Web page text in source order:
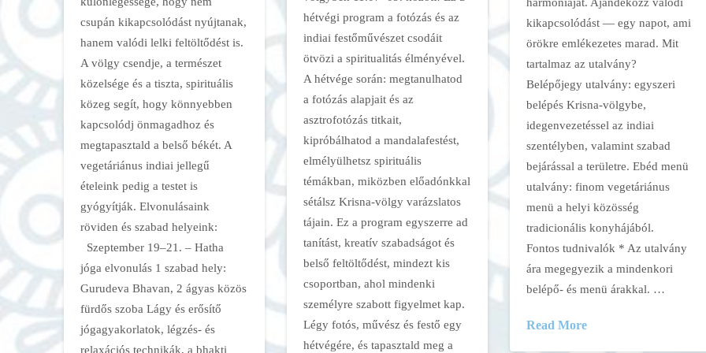
kikapcsolódást — egy napot, ami
örökre emlékezetes marad. Mit
tartalmaz az utalvány?
Belépőjegy utalvány: egyszeri
belépés Krisna-völgybe,
idegenvezetéssel az indiai
szentélyben, valamint szabad
bejárással a területre. Ebéd menü
utalvány: finom vegetáriánus
menü a helyi közösség
tradicionális konyhájából.
Fontos tudnivalók * Az utalvány
ára megegyezik a mindenkori
belépő- és menü árakkal. …
Read More
hétvégi program a fotózás és az
indiai festőművészet csodáit
ötvözi a spiritualitás élményével.
A hétvége során: megtanulhatod
a fotózás alapjait és az
asztrofotózás titkait,
kipróbálhatod a mandalafestést,
elmélyülhetsz spirituális
témákban, miközben előadónkkal
sétálsz Krisna-völgy varázslatos
tájain. Ez a program egyszerre ad
tanítást, kreatív szabadságot és
belső feltöltődést, mindezt kis
csoportban, ahol mindenki
személyre szabott figyelmet kap.
Légy fotós, művész és festő egy
hétvégére, és tapasztald meg a
csupán kikapcsolódást nyújtanak,
hanem valódi lelki feltöltődést is.
A völgy csendje, a természet
közelsége és a tiszta, spirituális
közeg segít, hogy könnyebben
kapcsolódj önmagadhoz és
megtapasztald a belső békét. A
vegetáriánus indiai jellegű
ételeink pedig a testet is
gyógyítják. Elvonulásaink
röviden és szabad helyeink:
Szeptember 19–21. – Hatha
jóga elvonulás 1 szabad hely:
Gurudeva Bhavan, 2 ágyas közös
fürdős szoba Lágy és erősítő
jógagyakorlatok, légzés- és
relaxációs technikák, a bhakti